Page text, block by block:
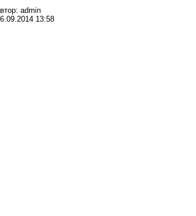
admin
13:58